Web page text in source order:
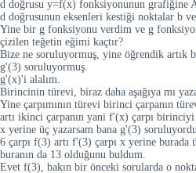
d doğrusu y=f(x) fonksiyonunun grafiğine
d doğrusunun eksenleri kestiği noktalar b ve
Yine bir g fonksiyonu verdim ve g
çizilen teğetin eğimi kaçtır?
Bize ne soruluyormuş, yine öğrendik artık
g'(3) soruluyormuş.
g'(x)'i alalım.
Birincinin türevi, biraz daha aşağıya mı
Yine çarpımının türevi birinci çarpanın
artı ikinci çarpanın yani f'(x) çarpı
x yerine üç yazarsam bana g'(3)
6 çarpı f(3) artı f'(3) çarpı x yerine burada
buranın da 13 olduğunu buldum.
Evet f(3), bakın bir önceki sorularda o